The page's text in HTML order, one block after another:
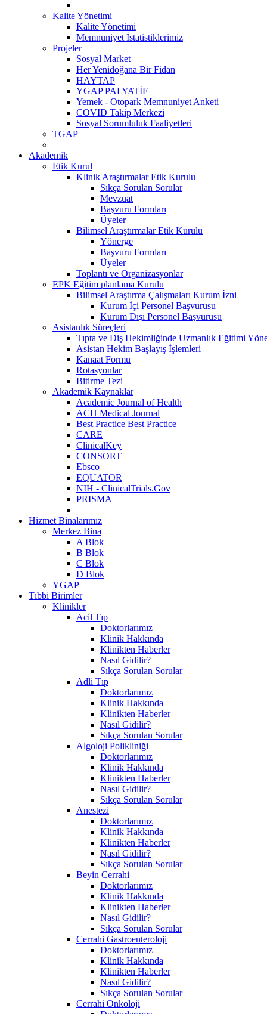
Kalite Yönetimi
Kalite Yönetimi
Memnuniyet İstatistiklerimiz
Projeler
Sosyal Market
Her Yenidoğana Bir Fidan
HAYTAP
YGAP PALYATİF
Yemek - Otopark Memnuniyet Anketi
COVID Takip Merkezi
Sosyal Sorumluluk Faaliyetleri
TGAP
Akademik
Etik Kurul
Klinik Araştırmalar Etik Kurulu
Sıkça Sorulan Sorular
Mevzuat
Başvuru Formları
Üyeler
Bilimsel Araştırmalar Etik Kurulu
Yönerge
Başvuru Formları
Üyeler
Toplantı ve Organizasyonlar
EPK Eğitim planlama Kurulu
Bilimsel Araştırma Çalışmaları Kurum İzni
Kurum İçi Personel Başvurusu
Kurum Dışı Personel Başvurusu
Asistanlık Süreçleri
Tıpta ve Diş Hekimliğinde Uzmanlık Eğitimi
Asistan Hekim Başlayış İşlemleri
Kanaat Formu
Rotasyonlar
Bitirme Tezi
Akademik Kaynaklar
Academic Journal of Health
ACH Medical Journal
Best Practice Best Practice
CARE
ClinicalKey
CONSORT
Ebsco
EQUATOR
NIH - ClinicalTrials.Gov
PRISMA
Hizmet Binalarımız
Merkez Bina
A Blok
B Blok
C Blok
D Blok
YGAP
Tıbbi Birimler
Klinikler
Acil Tıp
Doktorlarımız
Klinik Hakkında
Klinikten Haberler
Nasıl Gidilir?
Sıkça Sorulan Sorular
Adli Tıp
Doktorlarımız
Klinik Hakkında
Klinikten Haberler
Nasıl Gidilir?
Sıkça Sorulan Sorular
Algoloji Polikliniği
Doktorlarımız
Klinik Hakkında
Klinikten Haberler
Nasıl Gidilir?
Sıkça Sorulan Sorular
Anestezi
Doktorlarımız
Klinik Hakkında
Klinikten Haberler
Nasıl Gidilir?
Sıkça Sorulan Sorular
Beyin Cerrahi
Doktorlarımız
Klinik Hakkında
Klinikten Haberler
Nasıl Gidilir?
Sıkça Sorulan Sorular
Cerrahi Gastroenteroloji
Doktorlarımız
Klinik Hakkında
Klinikten Haberler
Nasıl Gidilir?
Sıkça Sorulan Sorular
Cerrahi Onkoloji